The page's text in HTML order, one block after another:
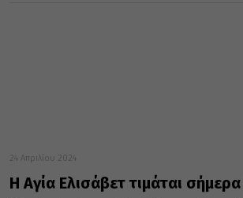
24 Απριλίου 2024
Η Αγία Ελισάβετ τιμάται